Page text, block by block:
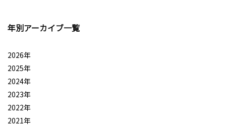
年別アーカイブ一覧
2026年
2025年
2024年
2023年
2022年
2021年